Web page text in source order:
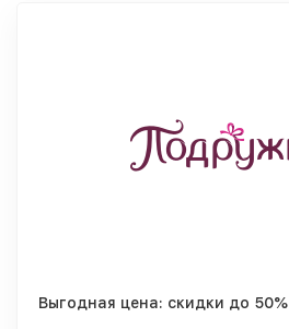
Выгодная цена: скидки до 50%